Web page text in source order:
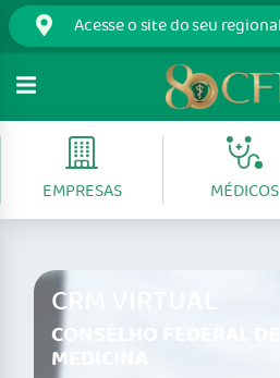
EMPRESAS MÉDICOS
CRM VIRTUAL
CONSELHO FEDERAL DE
MEDICINA